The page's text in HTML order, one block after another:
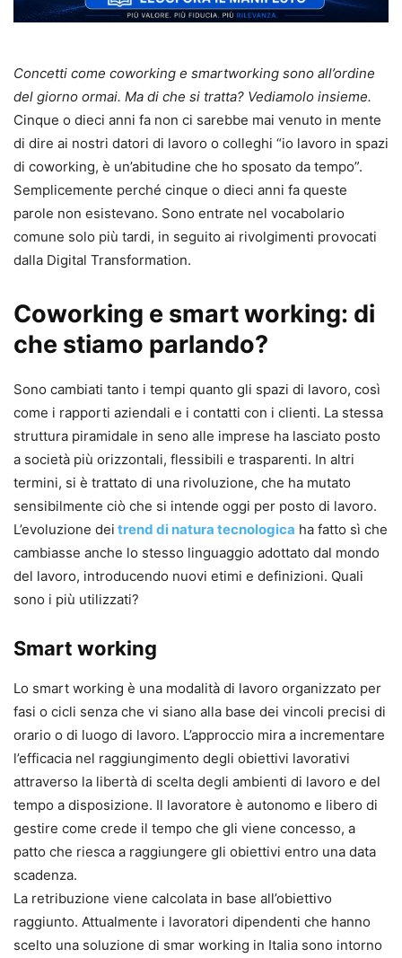
Concetti come coworking e smartworking sono all’ordine
del giorno ormai. Ma di che si tratta? Vediamolo insieme.
Cinque o dieci anni fa non ci sarebbe mai venuto in mente
di dire ai nostri datori di lavoro o colleghi “io lavoro in spazi
di coworking, è un’abitudine che ho sposato da tempo”.
Semplicemente perché cinque o dieci anni fa queste
parole non esistevano. Sono entrate nel vocabolario
comune solo più tardi, in seguito ai rivolgimenti provocati
dalla Digital Transformation.
Coworking e smart working: di
che stiamo parlando?
Sono cambiati tanto i tempi quanto gli spazi di lavoro, così
come i rapporti aziendali e i contatti con i clienti. La stessa
struttura piramidale in seno alle imprese ha lasciato posto
a società più orizzontali, flessibili e trasparenti. In altri
termini, si è trattato di una rivoluzione, che ha mutato
sensibilmente ciò che si intende oggi per posto di lavoro.
L’evoluzione dei trend di natura tecnologica ha fatto sì che
cambiasse anche lo stesso linguaggio adottato dal mondo
del lavoro, introducendo nuovi etimi e definizioni. Quali
sono i più utilizzati?
Smart working
Lo smart working è una modalità di lavoro organizzato per
fasi o cicli senza che vi siano alla base dei vincoli precisi di
orario o di luogo di lavoro. L’approccio mira a incrementare
l’efficacia nel raggiungimento degli obiettivi lavorativi
attraverso la libertà di scelta degli ambienti di lavoro e del
tempo a disposizione. Il lavoratore è autonomo e libero di
gestire come crede il tempo che gli viene concesso, a
patto che riesca a raggiungere gli obiettivi entro una data
scadenza.
La retribuzione viene calcolata in base all’obiettivo
raggiunto. Attualmente i lavoratori dipendenti che hanno
scelto una soluzione di smar working in Italia sono intorno